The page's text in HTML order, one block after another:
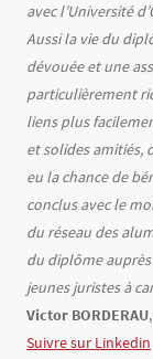
avec l’Université
Aussi la vie du
dévouée et une
particulièrement
liens plus
et solides amitiés,
eu la chance de
conclus avec le
du réseau des
du diplôme
jeunes juristes à
Victor BORDERAU
Suivre sur Linkedin